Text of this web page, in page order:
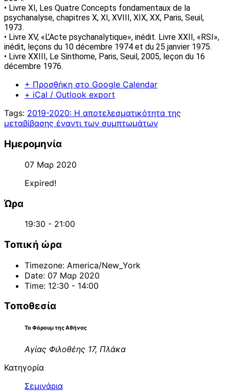
• Livre XI, Les Quatre Concepts fondamentaux de la
psychanalyse, chapitres X, XI, XVIII, XIX, XX, Paris, Seuil,
1973.
• Livre XV, «L’Acte psychanalytique», inédit. Livre XXII, «RSI»,
inédit, leçons du 10 décembre 1974 et du 25 janvier 1975.
• Livre XXIII, Le Sinthome, Paris, Seuil, 2005, leçon du 16
décembre 1976.
+ Προσθήκη στο Google Calendar
+ iCal / Outlook export
Tags: 2019-2020: Η αποτελεσματικότητα της
μεταβίβασης έναντι των συμπτωμάτων
Ημερομηνία
07 Μαρ 2020
Expired!
Ώρα
19:30 - 21:00
Τοπική ώρα
Timezone: America/New_York
Date: 07 Μαρ 2020
Time: 12:30 - 14:00
Τοποθεσία
Το Φόρουμ της Αθήνας
Αγίας Φιλοθέης 17, Πλάκα
Κατηγορία
Σεμινάρια